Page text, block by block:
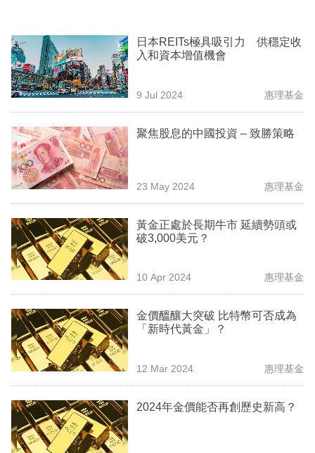
場
生
活
時
事
專
訂
閱
專
區
日本REITs極具吸引力 供穩定收
入和資本增值機會
9 Jul 2024 惠理基金
聚焦股息的中國投資 – 致勝策略
23 May 2024 惠理基金
黃金正處於長期牛市 延續勢頭或
破3,000美元？
10 Apr 2024 惠理基金
金價醞釀大突破 比特幣可否成為
「新時代黃金」？
12 Mar 2024 惠理基金
2024年金價能否再創歷史新高？